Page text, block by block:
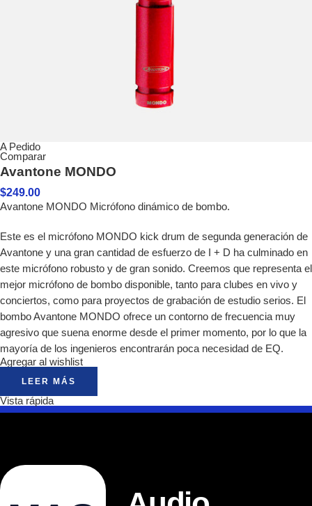
A Pedido
Comparar
Avantone MONDO
$249.00
Avantone MONDO Micrófono dinámico de bombo.
Este es el micrófono MONDO kick drum de segunda generación de
Avantone y una gran cantidad de esfuerzo de I + D ha culminado en
este micrófono robusto y de gran sonido. Creemos que representa el
mejor micrófono de bombo disponible, tanto para clubes en vivo y
conciertos, como para proyectos de grabación de estudio serios. El
bombo Avantone MONDO ofrece un contorno de frecuencia muy
agresivo que suena enorme desde el primer momento, por lo que la
mayoría de los ingenieros encontrarán poca necesidad de EQ.
Agregar al wishlist
LEER MÁS
Vista rápida